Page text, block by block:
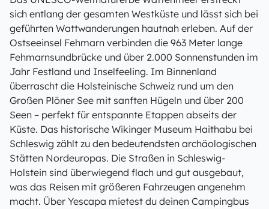
sich entlang der gesamten Westküste und lässt sich bei
geführten Wattwanderungen hautnah erleben. Auf der
Ostseeinsel Fehmarn verbinden die 963 Meter lange
Fehmarnsundbrücke und über 2.000 Sonnenstunden im
Jahr Festland und Inselfeeling. Im Binnenland
überrascht die Holsteinische Schweiz rund um den
Großen Plöner See mit sanften Hügeln und über 200
Seen – perfekt für entspannte Etappen abseits der
Küste. Das historische Wikinger Museum Haithabu bei
Schleswig zählt zu den bedeutendsten archäologischen
Stätten Nordeuropas. Die Straßen in Schleswig-
Holstein sind überwiegend flach und gut ausgebaut,
was das Reisen mit größeren Fahrzeugen angenehm
macht. Über Yescapa mietest du deinen Campingbus